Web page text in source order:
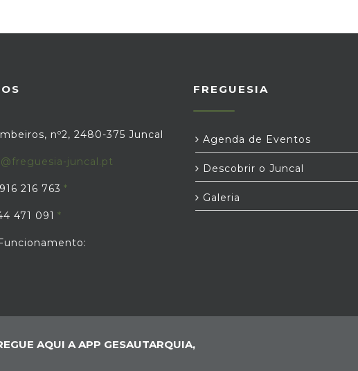
nº2, 2480-375 Juncal
juncal.pt
216 763
471 091
FREGUESIA
Agenda de Eventos
Descobrir o Juncal
Galeria
AQUI A APP GESAUTARQUIA,